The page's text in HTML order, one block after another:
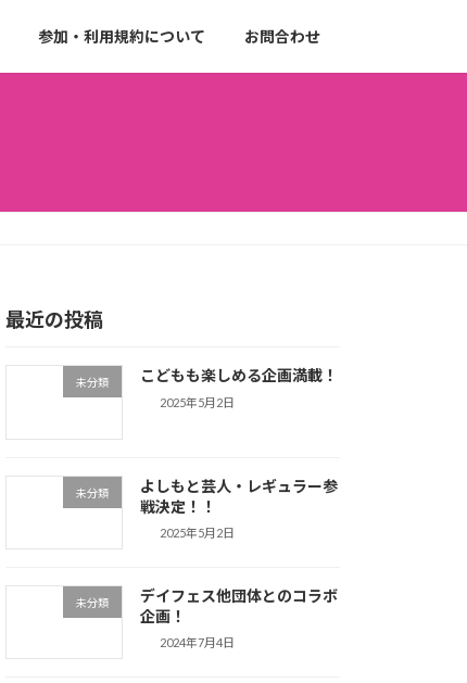
参加・利用規約について お問合わせ
最近の投稿
未分類 こどもも楽しめる企画満載！
2025年5月2日
未分類
よしもと芸人・レギュラー参
戦決定！！
2025年5月2日
未分類
デイフェス他団体とのコラボ
企画！
2024年7月4日